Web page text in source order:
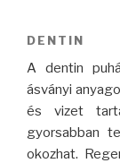
DENTIN
A dentin
ásványi
és vizet
gyorsabban
okozhat.